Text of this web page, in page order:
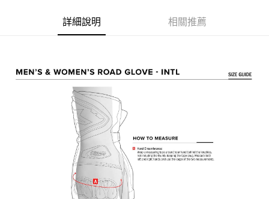
帳／街口支付／iPASS MONEY」等通路繳費。
買賣價金債權讓與本公司後，依約使用本公司帳單繳交帳款。
2.基於同意付款使用「大哥付你分期」之契約關係目的，商店將以您的個人
資料（包含姓名、電話或地址）提供予台灣大哥大進項蒐集、處理及利用，
由本公司與您本人進行分期帳單所需資料之確認、核對及更正。
3.完整用戶服務條款，請詳閱以下連結：
２．訂單成立數日內，您將收到繳費通知簡訊。
３．收到繳費通知簡訊後14天內，點擊此簡訊中的連結，可透過四大超商／
後付繳納相關費用。
※ 交易是否成功請以「AFTEE先享後付 」之結帳頁面顯示為準，若有關於
是否繳費成功／繳費後需取消欲退款等相關疑問，請聯繫「AFTEE先享後付
https://netprotections.freshdesk.com/support/home
１．透過由恩沛科技股份有限公司提供之「AFTEE先享後付」服務完成之交
易，需依本服務之必要範圍內提供個人資料，並將交易相關給付款項請求債
權轉讓予恩沛科技股份有限公司。
２．關於個人資料處理事宜，請瀏覽以下網址：
https://aftee.tw/terms/#terms3
３．未成年的使用者請事先徵得法定代理人或監護人之同意方可使用
每筆NT$80，滿NT$1,999(含以上)免運費
每筆NT$80，滿NT$1,999(含以上)免運費
每筆NT$80，滿NT$1,999(含以上)免運費
詳細說明 相關推薦